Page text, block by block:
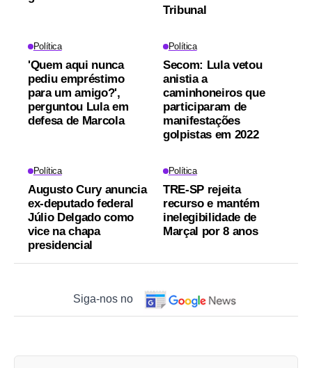
Tribunal
Política
'Quem aqui nunca
pediu empréstimo
para um amigo?',
perguntou Lula em
defesa de Marcola
Política
Secom: Lula vetou
anistia a
caminhoneiros que
participaram de
manifestações
golpistas em 2022
Política
Augusto Cury anuncia
ex-deputado federal
Júlio Delgado como
vice na chapa
presidencial
Política
TRE-SP rejeita
recurso e mantém
inelegibilidade de
Marçal por 8 anos
Siga-nos no